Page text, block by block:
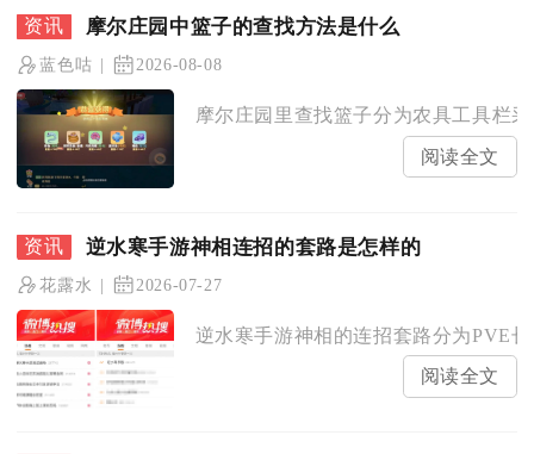
摩尔庄园中篮子的查找方法是什么
蓝色咕 2026-08-08
摩尔庄园里查找篮子分为农具工具栏
阅读全文
逆水寒手游神相连招的套路是怎样的
花露水 2026-07-27
逆水寒手游神相的连招套路分为PVE
阅读全文